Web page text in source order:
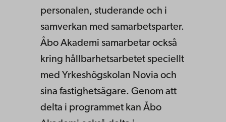
personalen, studerande och i
samverkan med samarbetsparter.
Åbo Akademi samarbetar också
kring hållbarhetsarbetet speciellt
med Yrkeshögskolan Novia och
sina fastighetsägare. Genom att
delta i programmet kan Åbo